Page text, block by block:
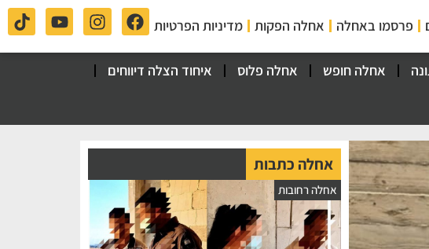
פרסמו באחלה אחלה הפקות מדיניות הפרטיות
אחלה חופש אחלה פלוס
איחוד הצלה דיווחים
אחלה כתבות
אחלה רחובות